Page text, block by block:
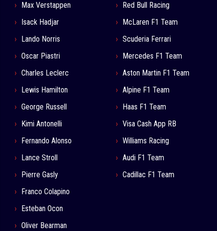
Max Verstappen
Isack Hadjar
Lando Norris
Oscar Piastri
Charles Leclerc
Lewis Hamilton
George Russell
Kimi Antonelli
Fernando Alonso
Lance Stroll
Pierre Gasly
Franco Colapino
Esteban Ocon
Oliver Bearman
Red Bull Racing
McLaren F1 Team
Scuderia Ferrari
Mercedes F1 Team
Aston Martin F1 Team
Alpine F1 Team
Haas F1 Team
Visa Cash App RB
Williams Racing
Audi F1 Team
Cadillac F1 Team